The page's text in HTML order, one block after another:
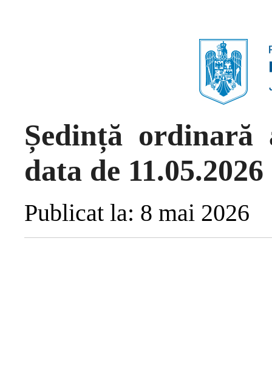
Ședință
data de 11.05.2026
Publicat la: 8 mai 2026